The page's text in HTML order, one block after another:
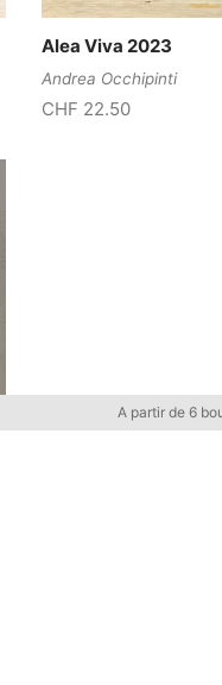
A partir de 6
Alea Viva 2023
Andrea Occhipinti
CHF 22.50